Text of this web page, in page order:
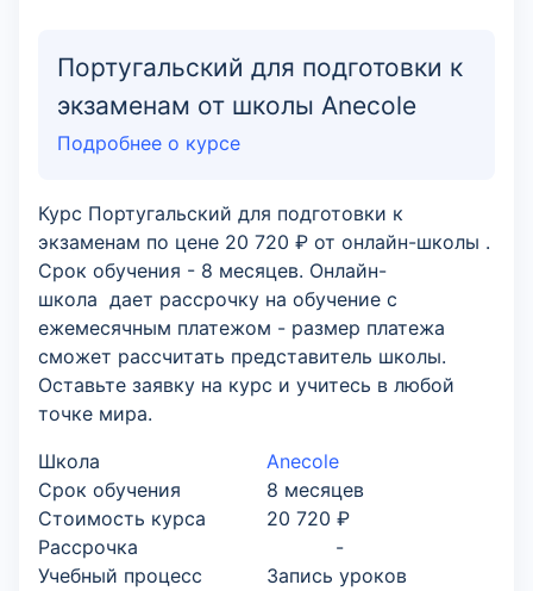
Португальский для подготовки к
экзаменам от школы Anecole
Подробнее о курсе
Курс Португальский для подготовки к
экзаменам по цене 20 720 ₽ от онлайн-школы .
Срок обучения - 8 месяцев. Онлайн-
школа дает рассрочку на обучение с
ежемесячным платежом - размер платежа
сможет рассчитать представитель школы.
Оставьте заявку на курс и учитесь в любой
точке мира.
Школа
Anecole
Срок обучения
8 месяцев
Стоимость курса
20 720 ₽
Рассрочка
-
Учебный процесс
Запись уроков